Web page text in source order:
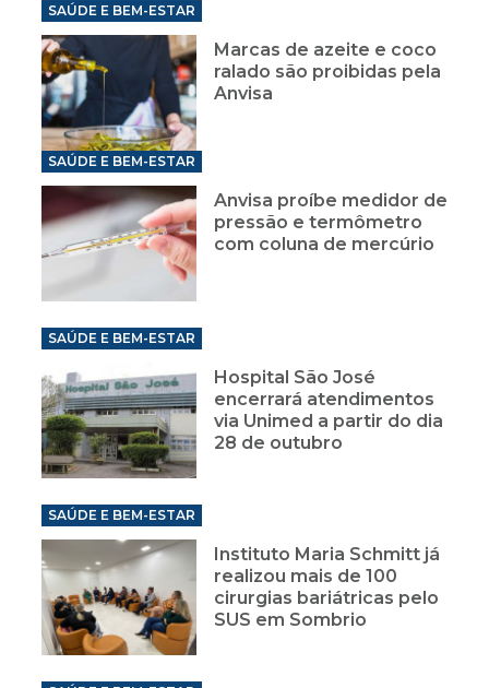
SAÚDE E BEM-ESTAR
Marcas de azeite e coco
ralado são proibidas pela
Anvisa
SAÚDE E BEM-ESTAR
Anvisa proíbe medidor de
pressão e termômetro
com coluna de mercúrio
SAÚDE E BEM-ESTAR
Hospital São José
encerrará atendimentos
via Unimed a partir do dia
28 de outubro
SAÚDE E BEM-ESTAR
Instituto Maria Schmitt já
realizou mais de 100
cirurgias bariátricas pelo
SUS em Sombrio